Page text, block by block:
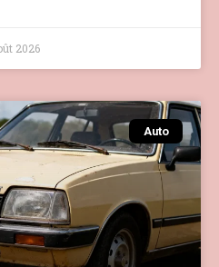
2026
Auto